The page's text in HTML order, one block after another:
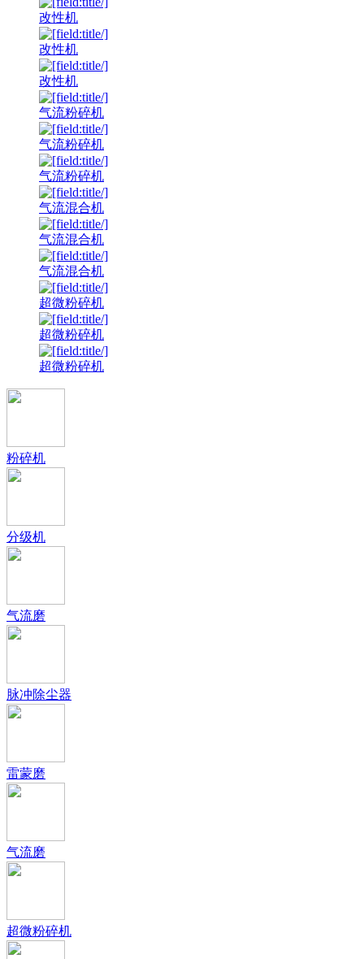
改性机
改性机
改性机
气流粉碎机
气流粉碎机
气流粉碎机
气流混合机
气流混合机
气流混合机
超微粉碎机
超微粉碎机
超微粉碎机
粉碎机
分级机
气流磨
脉冲除尘器
雷蒙磨
气流磨
超微粉碎机